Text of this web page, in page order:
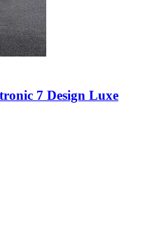
7 Design Luxe